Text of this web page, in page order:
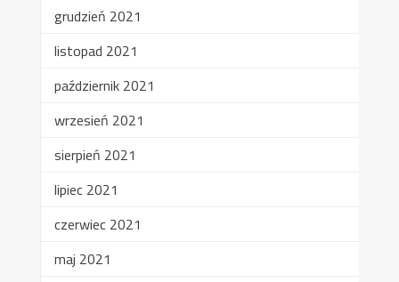
grudzień 2021
listopad 2021
październik 2021
wrzesień 2021
sierpień 2021
lipiec 2021
czerwiec 2021
maj 2021